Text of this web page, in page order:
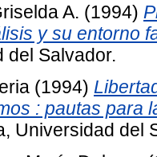
A. (1994)
y su entorno
del Salvador.
(1994)
: pautas para
Universidad del